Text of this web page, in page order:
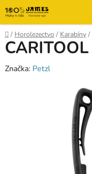
Prejsť
na
obsah
Domov
/ Horolezectvo / Karabíny /
CARITOOL
Značka: Petzl